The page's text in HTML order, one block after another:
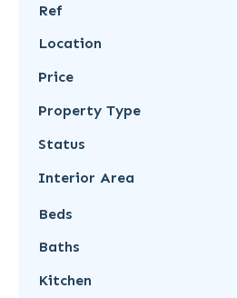
Ref
Location
Price
Property Type
Status
Interior Area
Beds
Baths
Kitchen